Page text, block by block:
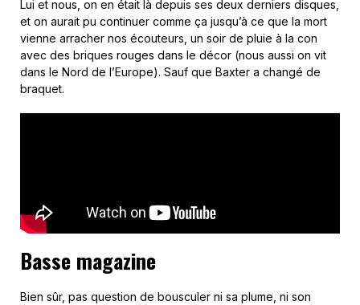
Lui et nous, on en était là depuis ses deux derniers disques,
et on aurait pu continuer comme ça jusqu’à ce que la mort
vienne arracher nos écouteurs, un soir de pluie à la con
avec des briques rouges dans le décor (nous aussi on vit
dans le Nord de l’Europe). Sauf que Baxter a changé de
braquet.
Basse magazine
Bien sûr, pas question de bousculer ni sa plume, ni son